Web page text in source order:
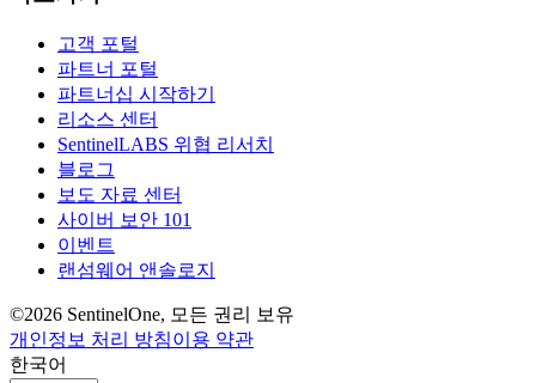
고객 포털
파트너 포털
파트너십 시작하기
리소스 센터
SentinelLABS 위협 리서치
블로그
보도 자료 센터
사이버 보안 101
이벤트
랜섬웨어 앤솔로지
©2026 SentinelOne, 모든 권리 보유
개인정보 처리 방침이용 약관
한국어